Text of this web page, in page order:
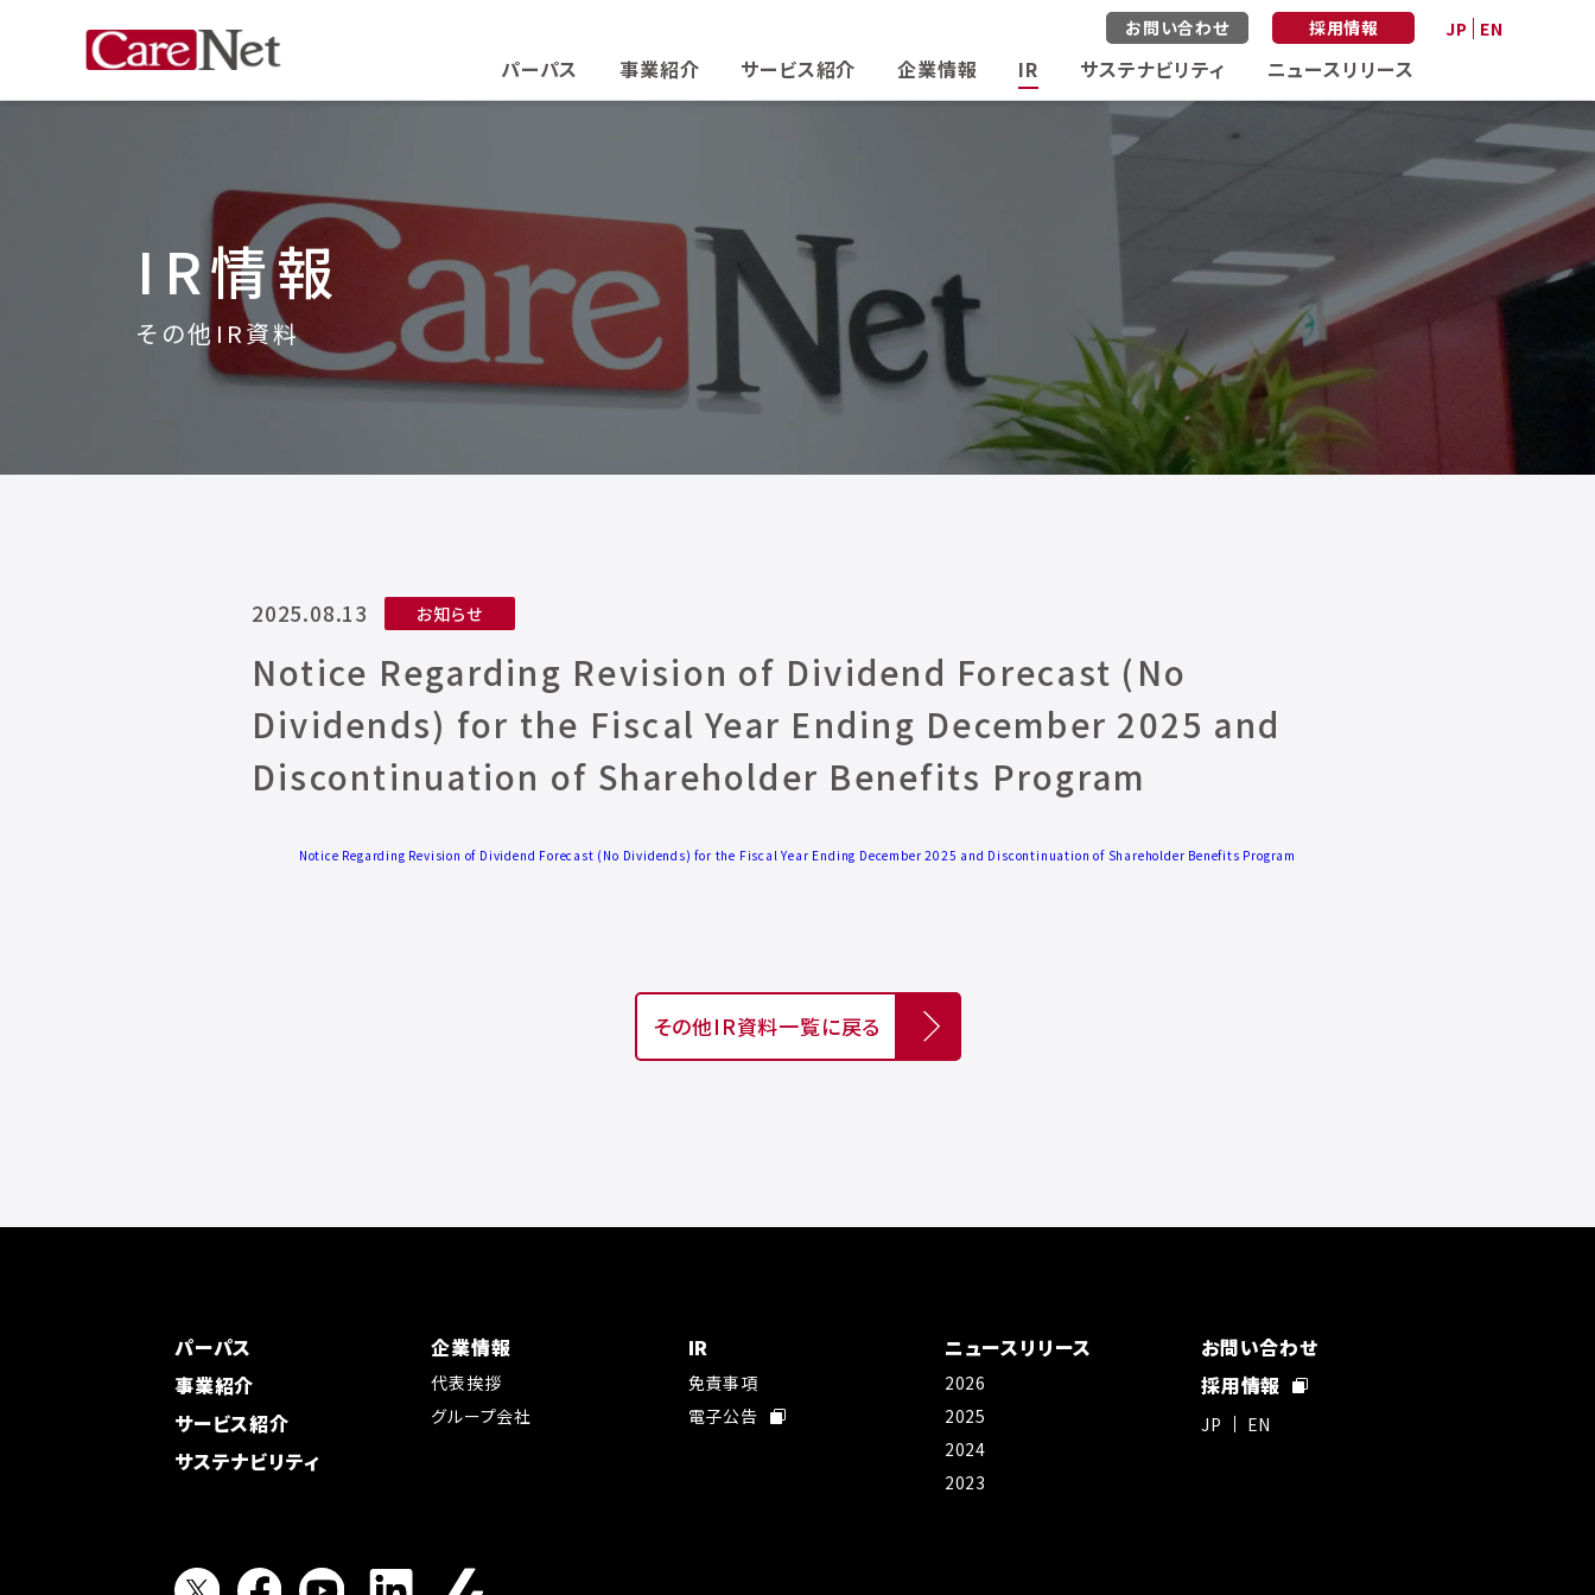
お問い合わせ 採用情報 JP EN
パーパス 事業紹介 サービス紹介 企業情報 IR サステナビリティ ニュースリリース
IR情報
その他IR資料
2025.08.13 お知らせ
Notice Regarding Revision of Dividend Forecast (No
Dividends) for the Fiscal Year Ending December 2025 and
Discontinuation of Shareholder Benefits Program
Notice Regarding Revision of Dividend Forecast (No Dividends) for the Fiscal Year Ending December 2025 and Discontinuation of Shareholder Benefits Program
その他IR資料一覧に戻る
パーパス
事業紹介
サービス紹介
サステナビリティ
企業情報
代表挨拶
グループ会社
IR
免責事項
電子公告
ニュースリリース
2026
2025
2024
2023
お問い合わせ
採用情報
JP EN